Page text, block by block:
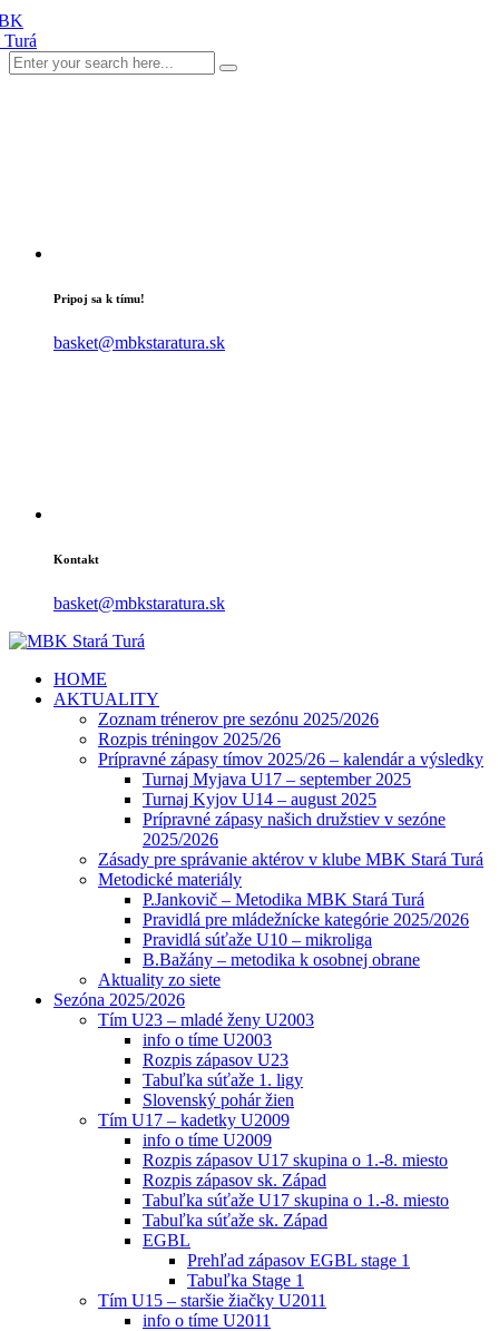
Pripoj sa k tímu!
basket@mbkstaratura.sk
Kontakt
basket@mbkstaratura.sk
HOME
AKTUALITY
Zoznam trénerov pre sezónu 2025/2026
Rozpis tréningov 2025/26
Prípravné zápasy tímov 2025/26 – kalendár a výsledky
Turnaj Myjava U17 – september 2025
Turnaj Kyjov U14 – august 2025
Prípravné zápasy našich družstiev v sezóne
2025/2026
Zásady pre správanie aktérov v klube MBK Stará Turá
Metodické materiály
P.Jankovič – Metodika MBK Stará Turá
Pravidlá pre mládežnícke kategórie 2025/2026
Pravidlá súťaže U10 – mikroliga
B.Bažány – metodika k osobnej obrane
Aktuality zo siete
Sezóna 2025/2026
Tím U23 – mladé ženy U2003
info o tíme U2003
Rozpis zápasov U23
Tabuľka súťaže 1. ligy
Slovenský pohár žien
Tím U17 – kadetky U2009
info o tíme U2009
Rozpis zápasov U17 skupina o 1.-8. miesto
Rozpis zápasov sk. Západ
Tabuľka súťaže U17 skupina o 1.-8. miesto
Tabuľka súťaže sk. Západ
EGBL
Prehľad zápasov EGBL stage 1
Tabuľka Stage 1
Tím U15 – staršie žiačky U2011
info o tíme U2011